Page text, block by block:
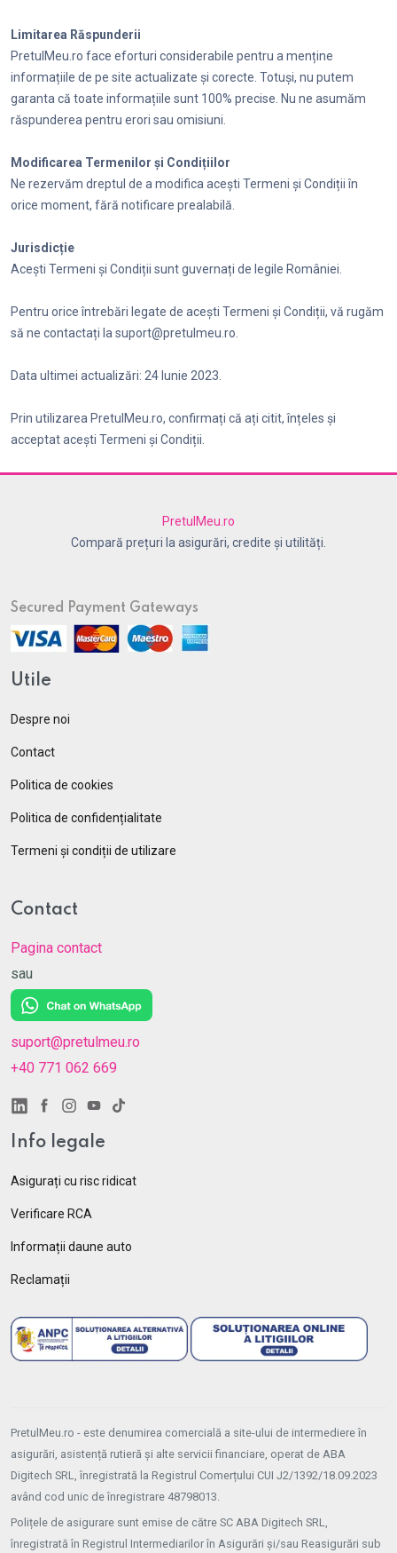
Limitarea Răspunderii
PretulMeu.ro face eforturi considerabile pentru a menține
informațiile de pe site actualizate și corecte. Totuși, nu putem
garanta că toate informațiile sunt 100% precise. Nu ne asumăm
răspunderea pentru erori sau omisiuni.
Modificarea Termenilor și Condițiilor
Ne rezervăm dreptul de a modifica acești Termeni și Condiții în
orice moment, fără notificare prealabilă.
Jurisdicție
Acești Termeni și Condiții sunt guvernați de legile României.
Pentru orice întrebări legate de acești Termeni și Condiții, vă rugăm
să ne contactați la suport@pretulmeu.ro.
Data ultimei actualizări: 24 Iunie 2023.
Prin utilizarea PretulMeu.ro, confirmați că ați citit, înțeles și
acceptat acești Termeni și Condiții.
PretulMeu.ro
Compară prețuri la asigurări, credite și utilități.
Secured Payment Gateways
Utile
Despre noi
Contact
Politica de cookies
Politica de confidențialitate
Termeni și condiții de utilizare
Contact
Pagina contact
sau
suport@pretulmeu.ro
+40 771 062 669
Info legale
Asigurați cu risc ridicat
Verificare RCA
Informații daune auto
Reclamații
PretulMeu.ro - este denumirea comercială a site-ului de intermediere în
asigurări, asistență rutieră și alte servicii financiare, operat de ABA
Digitech SRL, înregistrată la Registrul Comerțului CUI J2/1392/18.09.2023
având cod unic de înregistrare 48798013.
Polițele de asigurare sunt emise de către SC ABA Digitech SRL,
înregistrată în Registrul Intermediarilor în Asigurări și/sau Reasigurări sub